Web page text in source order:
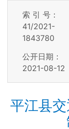
索 引 号：
41/2021-
1843780
公开日期：
2021-08-12
平江县